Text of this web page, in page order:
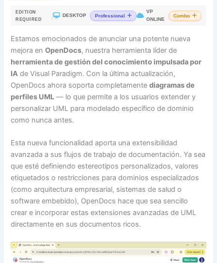
EDITION
REQUIRED
DESKTOP Professional
VP
ONLINE
Combo
Estamos emocionados de anunciar una potente nueva
mejora enOpenDocs, nuestra herramienta líder de
herramienta de gestión del conocimiento impulsada por
IA de Visual Paradigm. Con la última actualización,
OpenDocs ahora soporta completamentediagramas de
perfiles UML — lo que permite a los usuarios extender y
personalizar UML para modelado específico de dominio
como nunca antes.
Esta nueva funcionalidad aporta una extensibilidad
avanzada a sus flujos de trabajo de documentación. Ya sea
que esté definiendo estereotipos personalizados, valores
etiquetados o restricciones para dominios especializados
(como arquitectura empresarial, sistemas de salud o
software embebido), OpenDocs hace que sea sencillo
crear e incorporar estas extensiones avanzadas de UML
directamente en sus documentos ricos.